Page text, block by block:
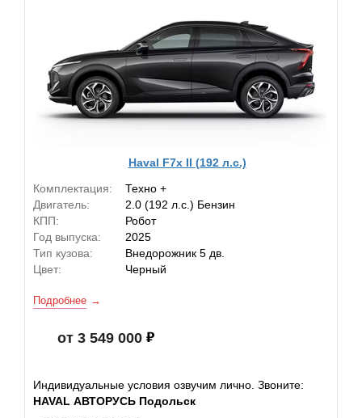
Haval F7x II (192 л.с.)
Комплектация:
Техно +
Двигатель:
2.0 (192 л.с.) Бензин
КПП:
Робот
Год выпуска:
2025
Тип кузова:
Внедорожник 5 дв.
Цвет:
Черный
Подробнее
от 3 549 000
Индивидуальные условия озвучим лично. Звоните:
HAVAL АВТОРУСЬ Подольск